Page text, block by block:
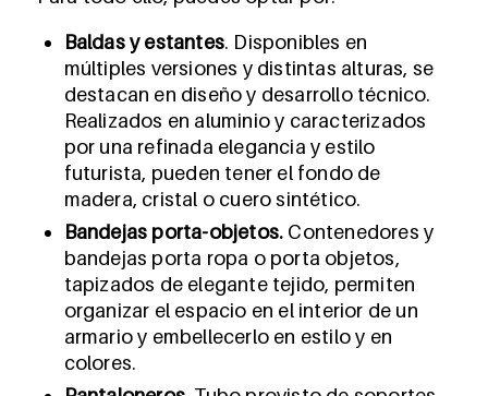
Baldas y estantes. Disponibles en
múltiples versiones y distintas alturas, se
destacan en diseño y desarrollo técnico.
Realizados en aluminio y caracterizados
por una refinada elegancia y estilo
futurista, pueden tener el fondo de
madera, cristal o cuero sintético.
Bandejas porta-objetos. Contenedores y
bandejas porta ropa o porta objetos,
tapizados de elegante tejido, permiten
organizar el espacio en el interior de un
armario y embellecerlo en estilo y en
colores.